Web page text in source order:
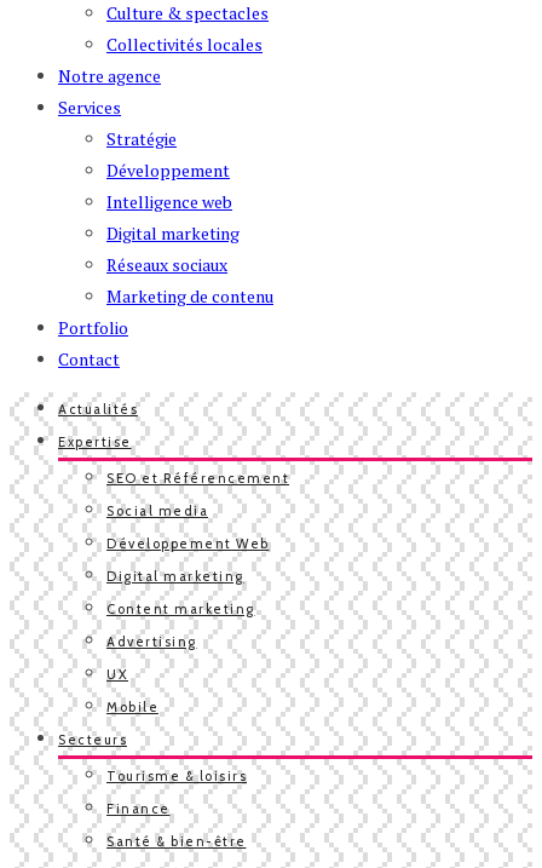
Culture & spectacles
Collectivités locales
Notre agence
Services
Stratégie
Développement
Intelligence web
Digital marketing
Réseaux sociaux
Marketing de contenu
Portfolio
Contact
Actualités
Expertise
SEO et Référencement
Social media
Développement Web
Digital marketing
Content marketing
Advertising
UX
Mobile
Secteurs
Tourisme & loisirs
Finance
Santé & bien-être